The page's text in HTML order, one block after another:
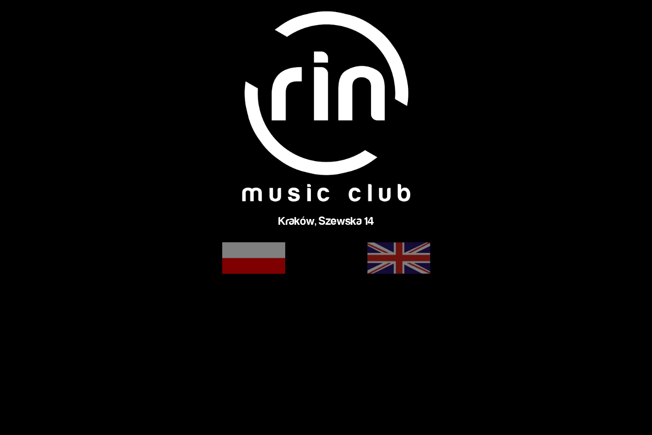
Kraków, Szewska 14